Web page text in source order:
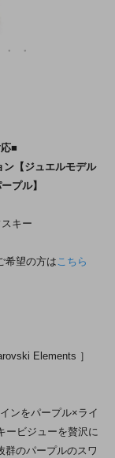
■
【ジュエルモデル
プル】
キー
希望の方はこちら
Elements ］
ンをパープル×ライ
ービジューを贅沢に
群のパープルのスワ